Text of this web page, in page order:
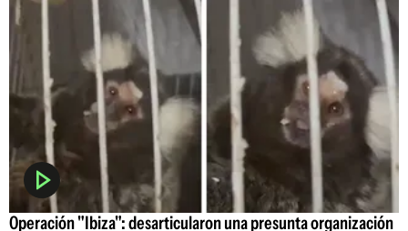
Operación "Ibiza": desarticularon una presunta organización